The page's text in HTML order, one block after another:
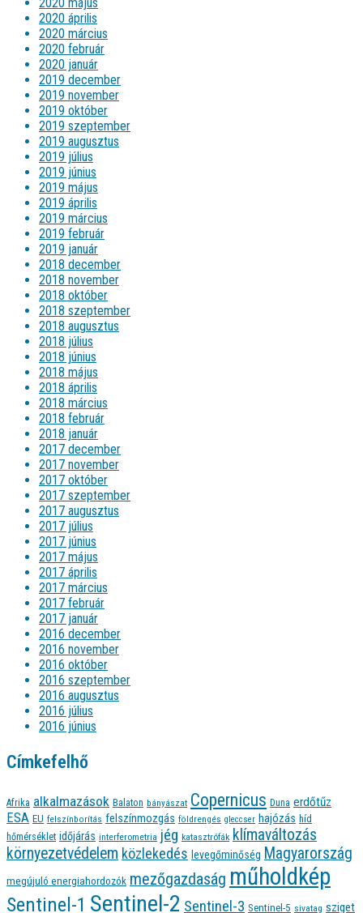
2020 április
2020 március
2020 február
2020 január
2019 december
2019 november
2019 október
2019 szeptember
2019 augusztus
2019 július
2019 június
2019 május
2019 április
2019 március
2019 február
2019 január
2018 december
2018 november
2018 október
2018 szeptember
2018 augusztus
2018 július
2018 június
2018 május
2018 április
2018 március
2018 február
2018 január
2017 december
2017 november
2017 október
2017 szeptember
2017 augusztus
2017 július
2017 június
2017 május
2017 április
2017 március
2017 február
2017 január
2016 december
2016 november
2016 október
2016 szeptember
2016 augusztus
2016 július
2016 június
Címkefelhő
Afrika alkalmazások Balaton bányászat Copernicus Duna erdőtűz
ESA EU felszínborítás felszínmozgás földrengés gleccser hajózás híd
hőmérséklet időjárás interferometria jég katasztrófák klímaváltozás
környezetvédelem közlekedés levegőminőség Magyarország
megújuló energiahordozók mezőgazdaság műholdkép
Sentinel-1 Sentinel-2 Sentinel-3 Sentinel-5 sivatag sziget